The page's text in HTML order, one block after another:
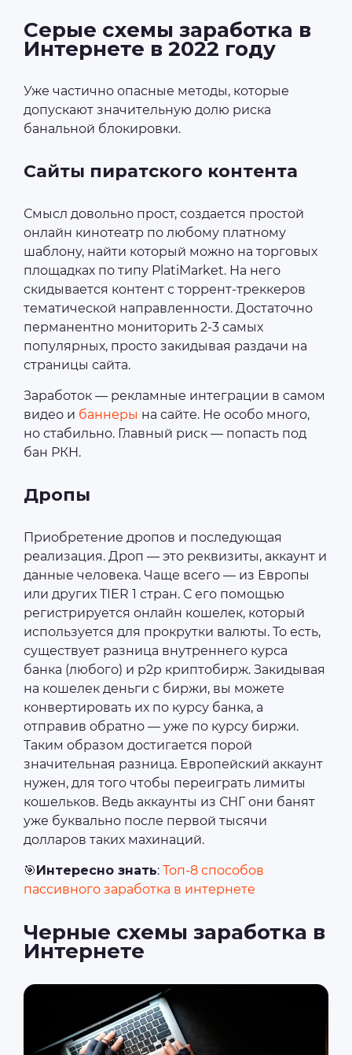
Серые схемы заработка в
Интернете в 2022 году
Уже частично опасные методы, которые
допускают значительную долю риска
банальной блокировки.
Сайты пиратского контента
Смысл довольно прост, создается простой
онлайн кинотеатр по любому платному
шаблону, найти который можно на торговых
площадках по типу PlatiMarket. На него
скидывается контент с торрент-треккеров
тематической направленности. Достаточно
перманентно мониторить 2-3 самых
популярных, просто закидывая раздачи на
страницы сайта.
Заработок ― рекламные интеграции в самом
видео и баннеры на сайте. Не особо много,
но стабильно. Главный риск ― попасть под
бан РКН.
Дропы
Приобретение дропов и последующая
реализация. Дроп ― это реквизиты, аккаунт и
данные человека. Чаще всего ― из Европы
или других TIER 1 стран. С его помощью
регистрируется онлайн кошелек, который
используется для прокрутки валюты. То есть,
существует разница внутреннего курса
банка (любого) и p2p криптобирж. Закидывая
на кошелек деньги с биржи, вы можете
конвертировать их по курсу банка, а
отправив обратно ― уже по курсу биржи.
Таким образом достигается порой
значительная разница. Европейский аккаунт
нужен, для того чтобы переиграть лимиты
кошельков. Ведь аккаунты из СНГ они банят
уже буквально после первой тысячи
долларов таких махинаций.
🎯Интересно знать: Топ-8 способов
пассивного заработка в интернете
Черные схемы заработка в
Интернете